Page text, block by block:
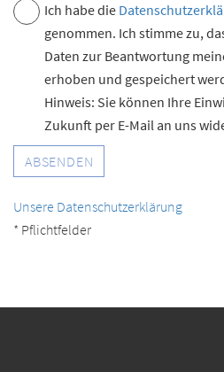
Ich habe die
genommen. Ich stimme zu,
Daten zur Beantwortung
erhoben und gespeichert
Hinweis: Sie können Ihre
Zukunft per E-Mail an uns
ABSENDEN
Unsere Datenschutzerklärung
* Pflichtfelder